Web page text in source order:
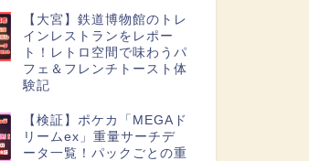
【大宮】鉄道博物館のトレ
インレストランをレポー
ト！レトロ空間で味わうパ
フェ＆フレンチトースト体
験記
【検証】ポケカ「MEGAド
リームex」重量サーチデ
ータ一覧！パックごとの重